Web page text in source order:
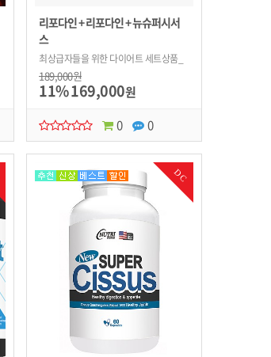
리포다인 + 리포다인 + 뉴슈퍼시서
스
최상급자들을 위한 다이어트 세트상품_
최상급자 식욕억제제인 리포다인 2개의
SET와 전신용 체지방분해제인 뉴슈퍼시
189,000원
11%169,000원
0
0
DC